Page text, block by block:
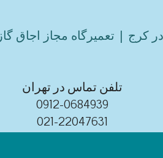
کرج | تعمیرگاه مجاز اجاق
تلفن تماس در تهران
0912-0684939
021-22047631